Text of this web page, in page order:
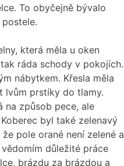
To obyčejně bývalo
která měla u oken
ráda schody v pokojích.
nábytkem. Křesla měla
lvům prstíky do tlamy.
na způsob pece, ale
byl také zelenavý
pole orané není zelené a
důležité práce
brázdu za brázdou a